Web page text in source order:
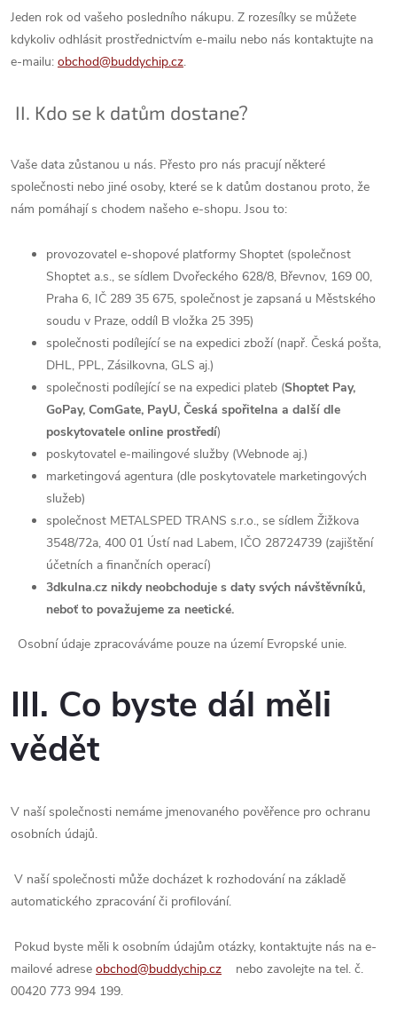
Jeden rok od vašeho posledního nákupu. Z rozesílky se můžete
kdykoliv odhlásit prostřednictvím e-mailu nebo nás kontaktujte na
e-mailu: obchod@buddychip.cz.
II. Kdo se k datům dostane?
Vaše data zůstanou u nás. Přesto pro nás pracují některé
společnosti nebo jiné osoby, které se k datům dostanou proto, že
nám pomáhají s chodem našeho e-shopu. Jsou to:
provozovatel e-shopové platformy Shoptet (společnost
Shoptet a.s., se sídlem Dvořeckého 628/8, Břevnov, 169 00,
Praha 6, IČ 289 35 675, společnost je zapsaná u Městského
soudu v Praze, oddíl B vložka 25 395)
společnosti podílející se na expedici zboží (např. Česká pošta,
DHL, PPL, Zásilkovna, GLS aj.)
společnosti podílející se na expedici plateb (Shoptet Pay,
GoPay, ComGate, PayU, Česká spořitelna a další dle
poskytovatele online prostředí)
poskytovatel e-mailingové služby (Webnode aj.)
marketingová agentura (dle poskytovatele marketingových
služeb)
společnost METALSPED TRANS s.r.o., se sídlem Žižkova
3548/72a, 400 01 Ústí nad Labem, IČO 28724739 (zajištění
účetních a finančních operací)
3dkulna.cz nikdy neobchoduje s daty svých návštěvníků,
neboť to považujeme za neetické.
Osobní údaje zpracováváme pouze na území Evropské unie.
III. Co byste dál měli
vědět
V naší společnosti nemáme jmenovaného pověřence pro ochranu
osobních údajů.
V naší společnosti může docházet k rozhodování na základě
automatického zpracování či profilování.
Pokud byste měli k osobním údajům otázky, kontaktujte nás na e-
mailové adrese obchod@buddychip.cz nebo zavolejte na tel. č.
00420 773 994 199.